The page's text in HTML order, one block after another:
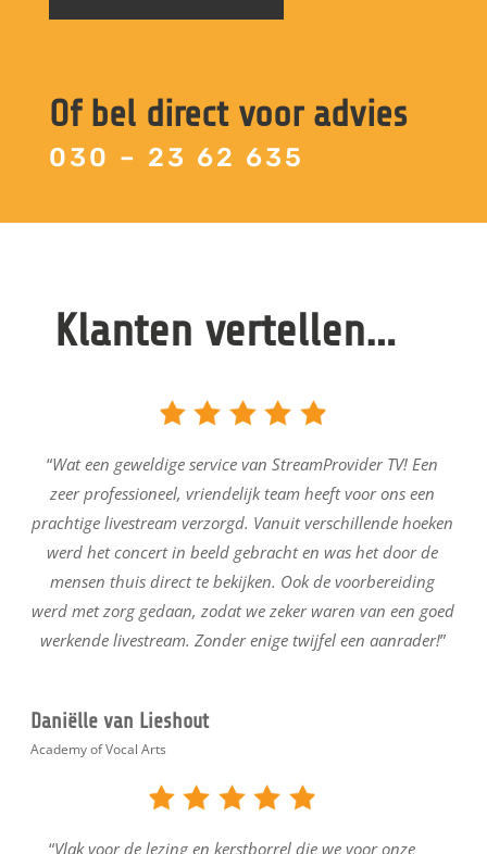
Of bel direct voor advies
030 – 23 62 635
Klanten vertellen…
“Wat een geweldige service van StreamProvider TV! Een
zeer professioneel, vriendelijk team heeft voor ons een
prachtige livestream verzorgd. Vanuit verschillende hoeken
werd het concert in beeld gebracht en was het door de
mensen thuis direct te bekijken. Ook de voorbereiding
werd met zorg gedaan, zodat we zeker waren van een goed
werkende livestream. Zonder enige twijfel een aanrader!”
Daniëlle van Lieshout
Academy of Vocal Arts
“Vlak voor de lezing en kerstborrel die we voor onze